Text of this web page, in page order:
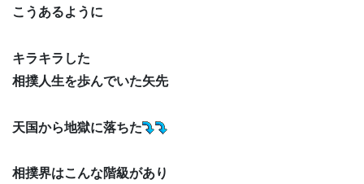
こうあるように
キラキラした
相撲人生を歩んでいた矢先
天国から地獄に落ちた
相撲界はこんな階級があり